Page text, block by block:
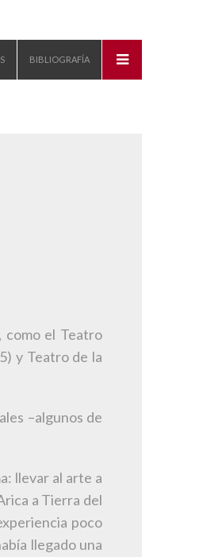
BIBLIOGRAFÍA
como el Teatro
y Teatro de la
–algunos de
llevar al arte a
a Tierra del
poco
llegado una